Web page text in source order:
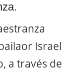
Israel
a través de